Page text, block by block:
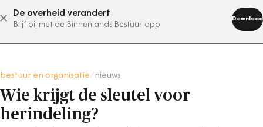
De overheid verandert
Blijf bij met de Binnenlands Bestuur app
Download
abonneer nu
bestuur en organisatie nieuws
Wie krijgt de sleutel voor
herindeling?